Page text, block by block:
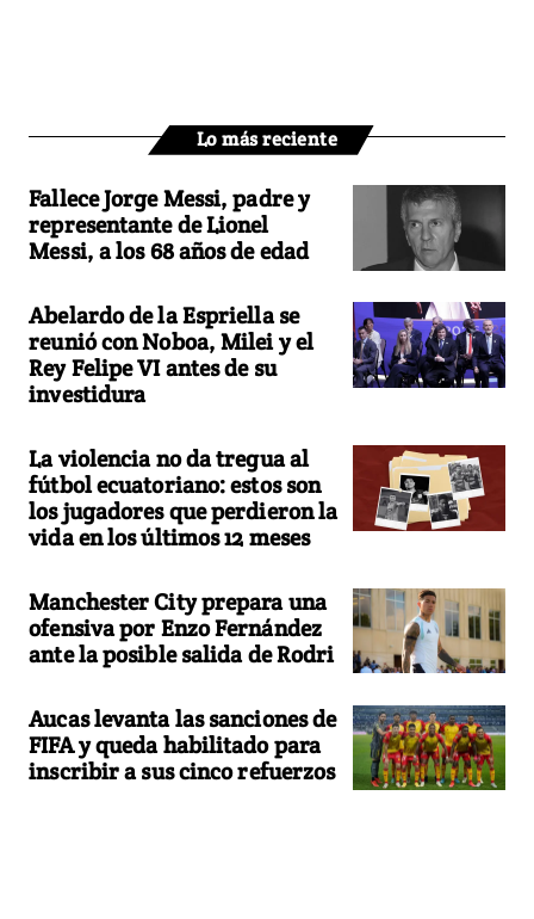
Lo más reciente
Fallece Jorge Messi, padre y
representante de Lionel
Messi, a los 68 años de edad
Abelardo de la Espriella se
reunió con Noboa, Milei y el
Rey Felipe VI antes de su
investidura
La violencia no da tregua al
fútbol ecuatoriano: estos son
los jugadores que perdieron la
vida en los últimos 12 meses
Manchester City prepara una
ofensiva por Enzo Fernández
ante la posible salida de Rodri
Aucas levanta las sanciones de
FIFA y queda habilitado para
inscribir a sus cinco refuerzos